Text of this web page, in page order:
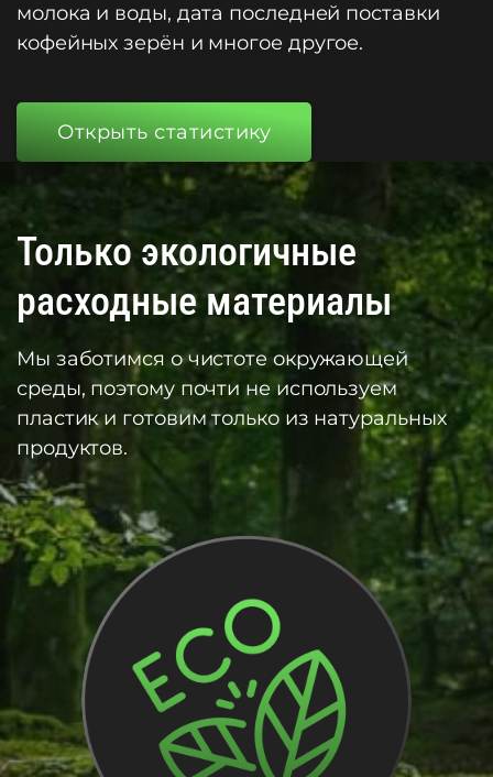
молока и воды, дата последней поставки
кофейных зерён и многое другое.
Открыть статистику
Только экологичные
расходные материалы
Мы заботимся о чистоте окружающей
среды, поэтому почти не используем
пластик и готовим только из натуральных
продуктов.